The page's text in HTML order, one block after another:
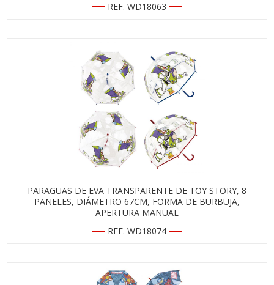
REF. WD18063
PARAGUAS DE EVA TRANSPARENTE DE TOY STORY, 8
PANELES, DIÁMETRO 67CM, FORMA DE BURBUJA,
APERTURA MANUAL
REF. WD18074